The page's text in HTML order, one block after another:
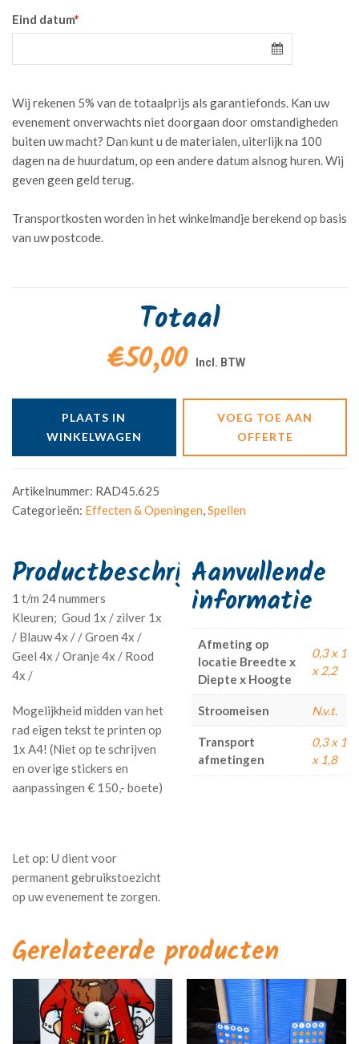
Eind datum*
Wij rekenen 5% van de totaalprijs als garantiefonds. Kan uw
evenement onverwachts niet doorgaan door omstandigheden
buiten uw macht? Dan kunt u de materialen, uiterlijk na 100
dagen na de huurdatum, op een andere datum alsnog huren. Wij
geven geen geld terug.
Transportkosten worden in het winkelmandje berekend op basis
van uw postcode.
Totaal
€50,00
PLAATS IN
WINKELWAGEN
VOEG TOE AAN
OFFERTE
Artikelnummer: RAD45.625
Categorieën: Effecten & Openingen,Spellen
1 t/m 24 nummers
Kleuren; Goud 1x / zilver 1x
/ Blauw 4x / / Groen 4x /
Geel 4x / Oranje 4x / Rood
4x /
Mogelijkheid midden van het
rad eigen tekst te printen op
1x A4! (Niet op te schrijven
en overige stickers en
aanpassingen € 150,- boete)
Aanvullende
informatie
Afmeting op
locatie Breedte x
Diepte x Hoogte
0,3 x 1
x 2,2
Stroomeisen N.v.t.
Transport
afmetingen
0,3 x 1
x 1,8
Gerelateerde producten